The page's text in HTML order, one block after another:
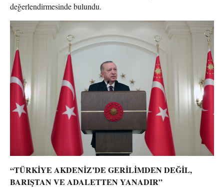
değerlendirmesinde bulundu.
“TÜRKİYE AKDENİZ’DE GERİLİMDEN DEĞİL,
BARIŞTAN VE ADALETTEN YANADIR”